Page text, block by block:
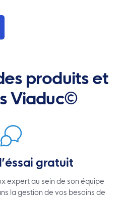
produits et
Viaduc©
gratuit
expert au sein de son équipe
la gestion de vos besoins de